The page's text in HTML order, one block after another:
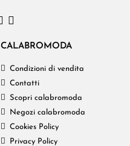
CALABROMODA
Condizioni di vendita
Contatti
Scopri calabromoda
Negozi calabromoda
Cookies Policy
Privacy Policy